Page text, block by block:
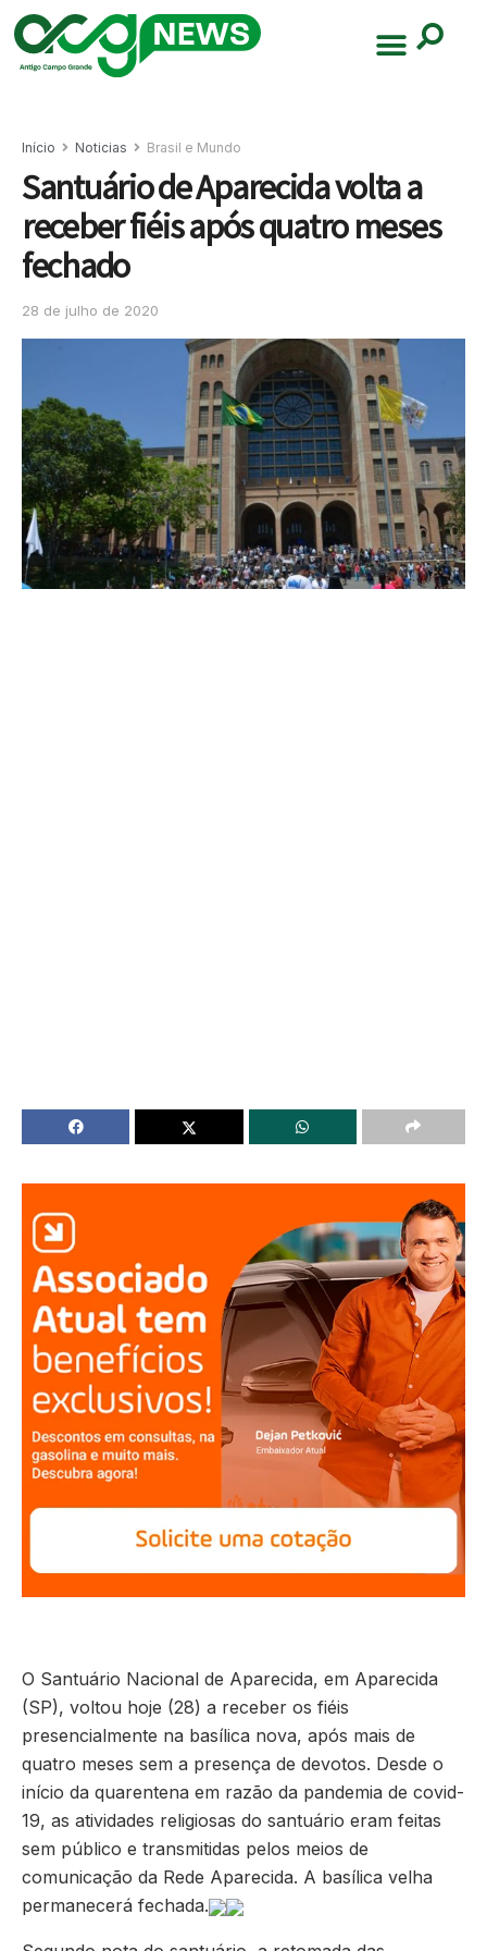
Início Noticias Brasil e Mundo
Santuário de Aparecida volta a
receber fiéis após quatro meses
fechado
28 de julho de 2020
O Santuário Nacional de Aparecida, em Aparecida
(SP), voltou hoje (28) a receber os fiéis
presencialmente na basílica nova, após mais de
quatro meses sem a presença de devotos. Desde o
início da quarentena em razão da pandemia de covid-
19, as atividades religiosas do santuário eram feitas
sem público e transmitidas pelos meios de
comunicação da Rede Aparecida. A basílica velha
permanecerá fechada.